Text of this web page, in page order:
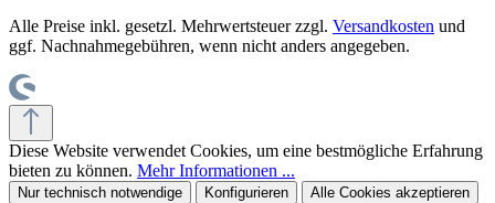
Alle Preise inkl. gesetzl. Mehrwertsteuer zzgl. Versandkosten und
ggf. Nachnahmegebühren, wenn nicht anders angegeben.
Diese Website verwendet Cookies, um eine bestmögliche Erfahrung
bieten zu können. Mehr Informationen ...
Nur technisch notwendige Konfigurieren Alle Cookies akzeptieren